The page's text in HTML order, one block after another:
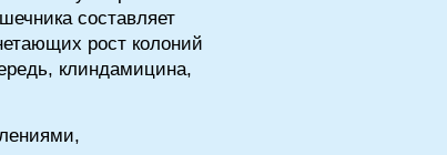
составляет
рост колоний
клиндамицина,